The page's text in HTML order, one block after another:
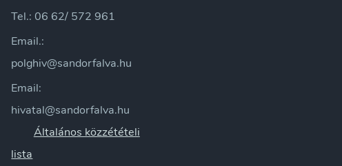
Tel.: 06 62/ 572 961
Email.:
polghiv@sandorfalva.hu
Email:
hivatal@sandorfalva.hu
Általános közzétételi
lista